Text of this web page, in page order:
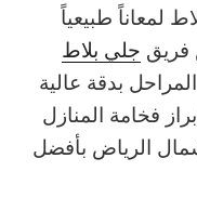
لمعاناً طبيعياً
فريق جلي بلاط
بدقة عالية
فخامة المنازل
الرياض بأفضل